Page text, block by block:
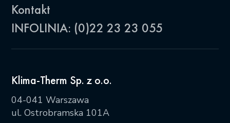
Kontakt
INFOLINIA: (0)22 23 23 055
Klima-Therm Sp. z o.o.
04-041 Warszawa
ul. Ostrobramska 101A